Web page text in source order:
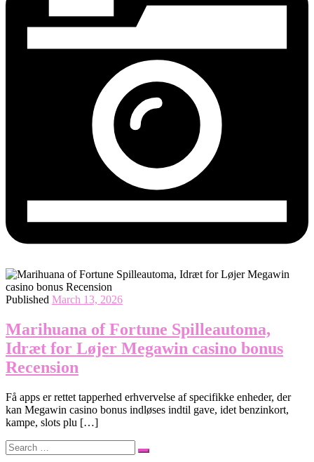
Published March 13, 2026
Marihuana of Fortune Spilleautoma,
Idræt for Løjer Megawin casino bonus
Recension
Få apps er rettet tapperhed erhvervelse af specifikke enheder, der
kan Megawin casino bonus indløses indtil gave, idet benzinkort,
kampe, slots plu […]
Search
Search